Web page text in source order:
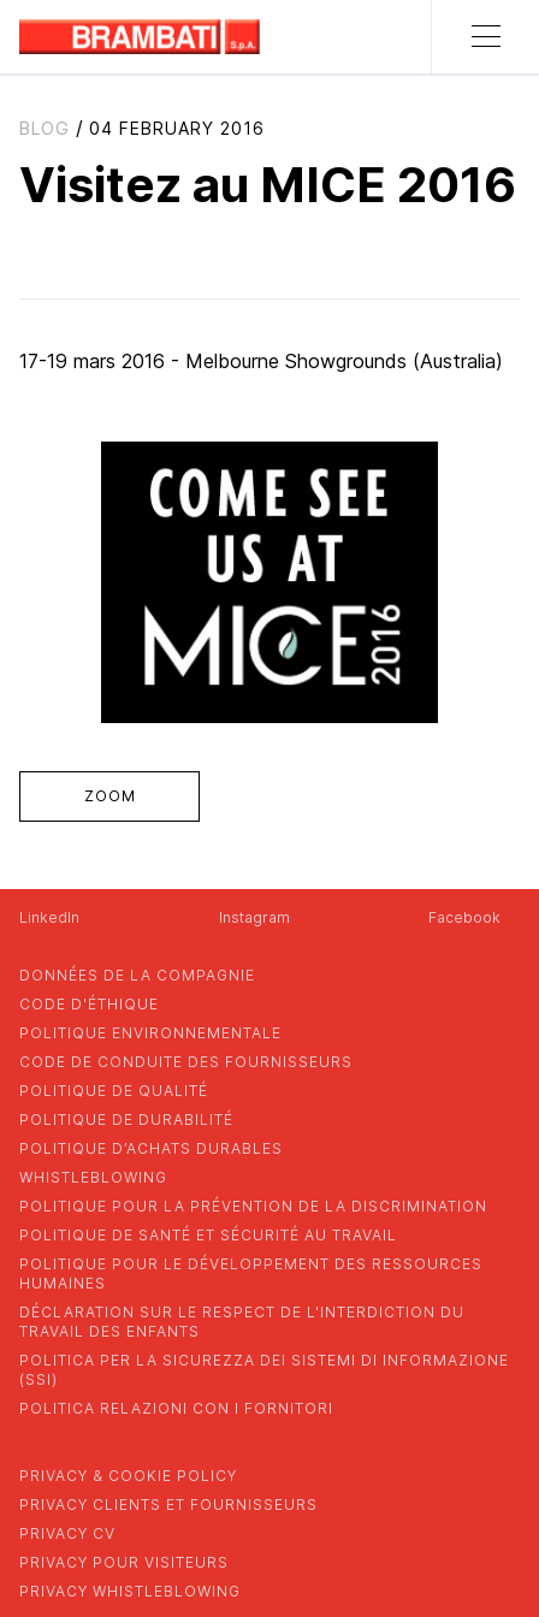
BLOG / 04 FEBRUARY 2016
Visitez au MICE 2016
17-19 mars 2016 - Melbourne Showgrounds (Australia)
ZOOM
LinkedIn Instagram Facebook
DONNÉES DE LA COMPAGNIE
CODE D'ÉTHIQUE
POLITIQUE ENVIRONNEMENTALE
CODE DE CONDUITE DES FOURNISSEURS
POLITIQUE DE QUALITÉ
POLITIQUE DE DURABILITÉ
POLITIQUE D’ACHATS DURABLES
WHISTLEBLOWING
POLITIQUE POUR LA PRÉVENTION DE LA DISCRIMINATION
POLITIQUE DE SANTÉ ET SÉCURITÉ AU TRAVAIL
POLITIQUE POUR LE DÉVELOPPEMENT DES RESSOURCES
HUMAINES
DÉCLARATION SUR LE RESPECT DE L'INTERDICTION DU
TRAVAIL DES ENFANTS
POLITICA PER LA SICUREZZA DEI SISTEMI DI INFORMAZIONE
(SSI)
POLITICA RELAZIONI CON I FORNITORI
PRIVACY & COOKIE POLICY
PRIVACY CLIENTS ET FOURNISSEURS
PRIVACY CV
PRIVACY POUR VISITEURS
PRIVACY WHISTLEBLOWING